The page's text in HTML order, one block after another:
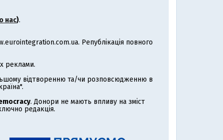
нас).
Републікація повного
реклами.
відтворенню та/чи розповсюдженню в
. Донори не мають впливу на зміст
редакція.